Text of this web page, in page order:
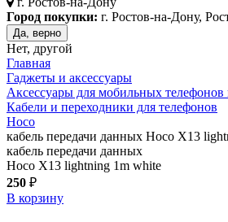
Город покупки: г. Ростов-на-Дону,
Да, верно
Нет, другой
Главная
Гаджеты и аксессуары
Аксессуары для мобильных телефонов
Кабели и переходники для телефонов
Hoco
кабель передачи данных Hoco X13
кабель передачи данных
Hoco X13 lightning 1m white
250 ₽
В корзину